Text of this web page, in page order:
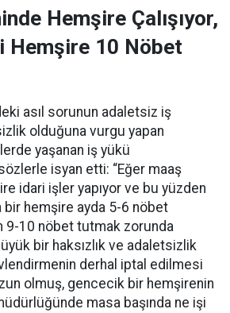
Hemşire Çalışıyor,
Hemşire 10 Nöbet
asıl sorunun adaletsiz iş
olduğuna vurgu yapan
yaşanan iş yükü
isyan etti: “Eğer maaş
idari işler yapıyor ve bu yüzden
bir hemşire ayda 5-6 nöbet
9-10 nöbet tutmak zorunda
bir haksızlık ve adaletsizlik
derhal iptal edilmesi
olmuş, gencecik bir hemşirenin
masa başında ne işi